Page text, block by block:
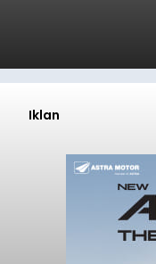
Iklan